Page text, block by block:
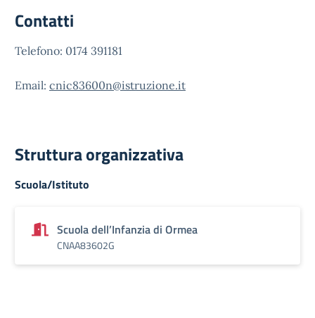
Contatti
Telefono: 0174 391181
Email: cnic83600n@istruzione.it
Struttura organizzativa
Scuola/Istituto
Scuola dell’Infanzia di Ormea
CNAA83602G